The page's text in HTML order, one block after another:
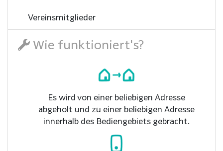
Vereinsmitglieder
Wie funktioniert's?
Es wird von einer beliebigen Adresse
abgeholt und zu einer beliebigen Adresse
innerhalb des Bediengebiets gebracht.